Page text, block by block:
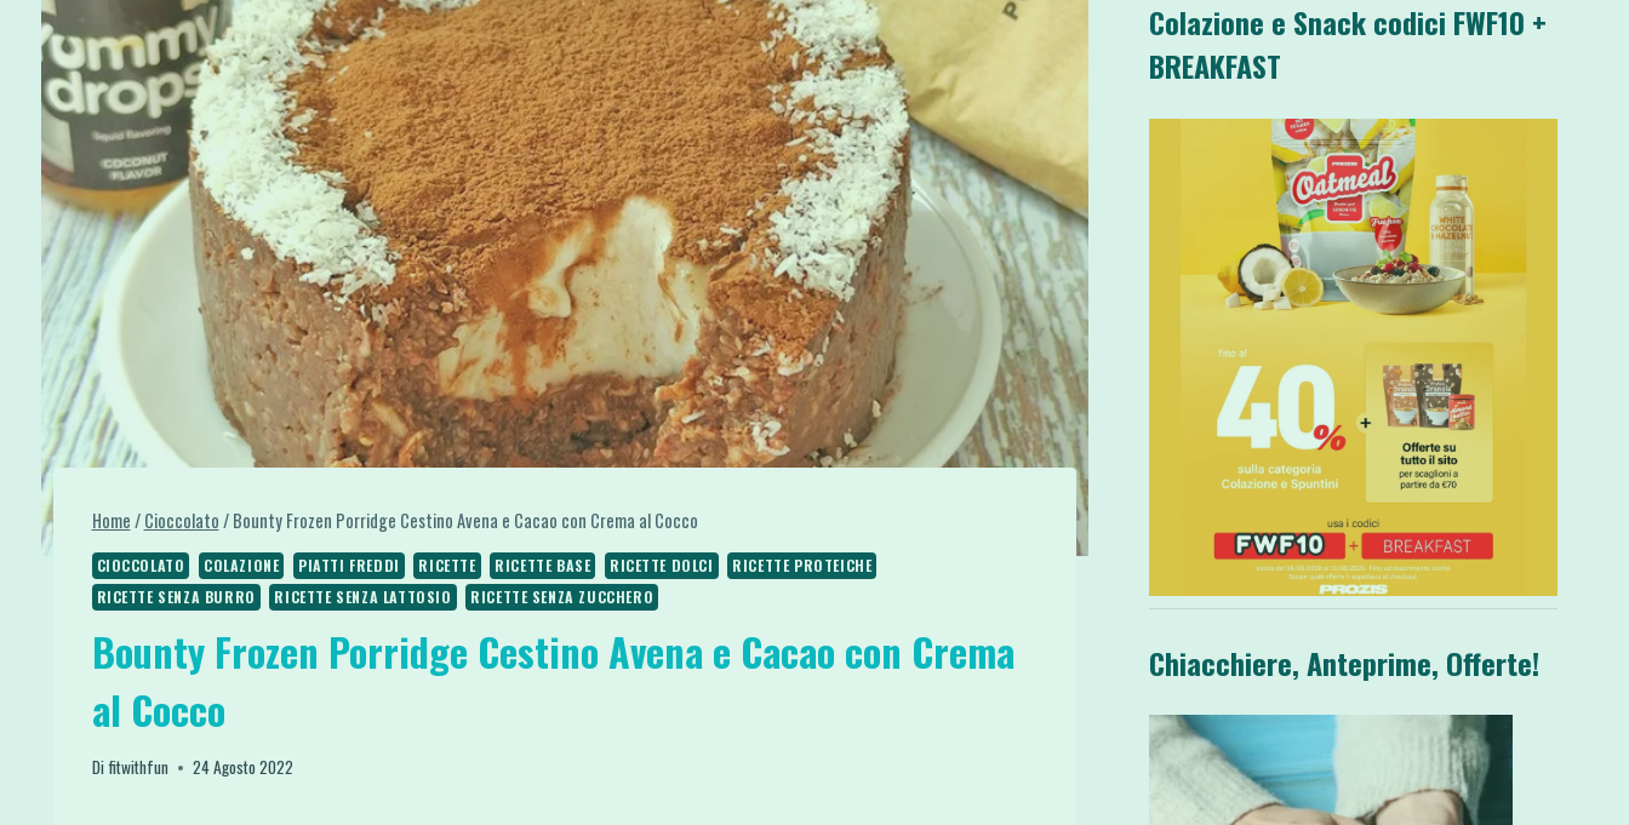
Home/ Cioccolato/ Bounty Frozen Porridge Cestino Avena e Cacao con Crema al Cocco
CIOCCOLATO COLAZIONE PIATTI FREDDI RICETTE RICETTE BASE RICETTE DOLCI
RICETTE PROTEICHE
RICETTE SENZA BURRO
RICETTE SENZA LATTOSIO RICETTE SENZA ZUCCHERO
Bounty Frozen Porridge Cestino Avena e Cacao con Crema
al Cocco
Difitwithfun 24 Agosto 2022
Colazione e Snack codici FWF10 +
BREAKFAST
Chiacchiere, Anteprime, Offerte!